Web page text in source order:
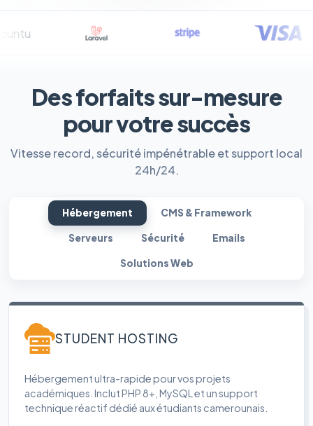
Des forfaits sur-mesure
pour votre succès
Vitesse record, sécurité impénétrable et support local
24h/24.
Hébergement CMS & Framework
Serveurs Sécurité Emails
Solutions Web
STUDENT HOSTING
Hébergement ultra-rapide pour vos projets
académiques. Inclut PHP 8+, MySQL et un support
technique réactif dédié aux étudiants camerounais.